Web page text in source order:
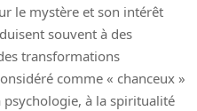
le mystère et son intérêt
souvent à des
transformations
comme « chanceux »
psychologie, à la spiritualité